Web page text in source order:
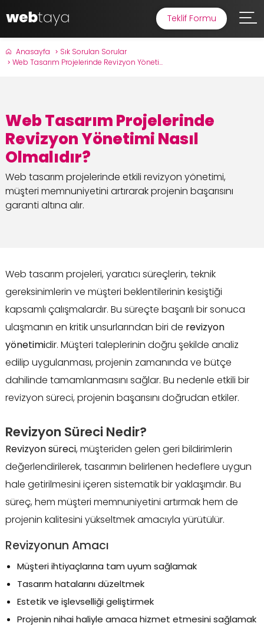
Teklif Formu
Anasayfa
Sık Sorulan Sorular
Web Tasarım Projelerinde Revizyon Yöneti...
Web Tasarım Projelerinde
Revizyon Yönetimi Nasıl
Olmalıdır?
Web tasarım projelerinde etkili revizyon yönetimi,
müşteri memnuniyetini artırarak projenin başarısını
garanti altına alır.
Web tasarım projeleri, yaratıcı süreçlerin, teknik
gereksinimlerin ve müşteri beklentilerinin kesiştiği
kapsamlı çalışmalardır. Bu süreçte başarılı bir sonuca
ulaşmanın en kritik unsurlarından biri de revizyon
yönetimidir. Müşteri taleplerinin doğru şekilde analiz
edilip uygulanması, projenin zamanında ve bütçe
dahilinde tamamlanmasını sağlar. Bu nedenle etkili bir
revizyon süreci, projenin başarısını doğrudan etkiler.
Revizyon Süreci Nedir?
Revizyon süreci, müşteriden gelen geri bildirimlerin
değerlendirilerek, tasarımın belirlenen hedeflere uygun
hale getirilmesini içeren sistematik bir yaklaşımdır. Bu
süreç, hem müşteri memnuniyetini artırmak hem de
projenin kalitesini yükseltmek amacıyla yürütülür.
Revizyonun Amacı
Müşteri ihtiyaçlarına tam uyum sağlamak
Tasarım hatalarını düzeltmek
Estetik ve işlevselliği geliştirmek
Projenin nihai haliyle amaca hizmet etmesini sağlamak